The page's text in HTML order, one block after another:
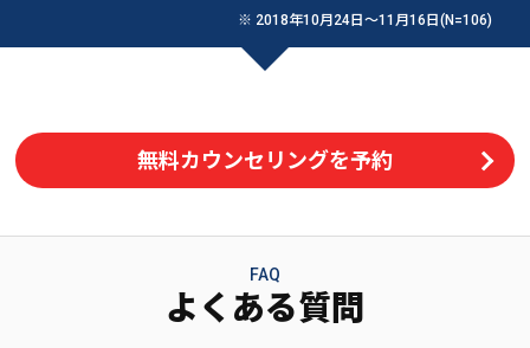
※ 2018年10月24日〜11月16日(N=106)
無料カウンセリングを予約
FAQ
よくある質問